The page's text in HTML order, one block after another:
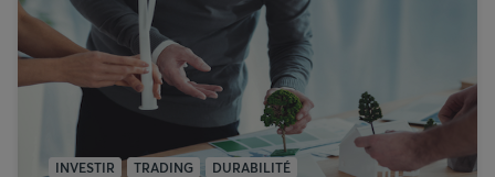
INVESTIR TRADING DURABILITÉ